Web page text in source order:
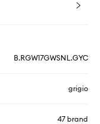
B.RGW17GWSNL.GYC
grigio
47 brand